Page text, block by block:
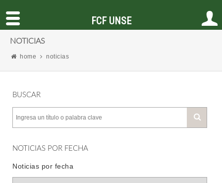
NOTICIAS
home noticias
BUSCAR
NOTICIAS POR FECHA
Noticias por fecha
FCF UNSE